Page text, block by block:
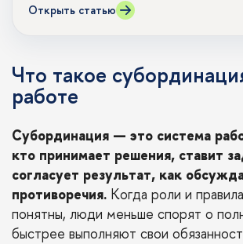
Открыть статью
Что такое
работе
Субординация — это система
кто принимает решения, ставит
согласует результат, как
противоречия. Когда роли и
понятны, люди меньше спорят о
быстрее выполняют свои